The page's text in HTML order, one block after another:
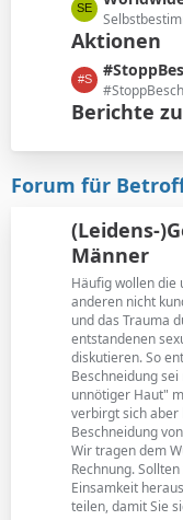
e
t
z
t
e
e
t
ä
g
e
Aktionen
L
e
t
t
e
e
i
t
r
ä
g
e
Berichte
Forum für
(Leidens-
Männer
Häufig wollen die
anderen nicht
und das Trauma
entstandenen
diskutieren. So
Beschneidung
unnötiger Haut"
verbirgt sich
Beschneidung
Wir tragen dem
Rechnung.
Einsamkeit
teilen, damit Sie